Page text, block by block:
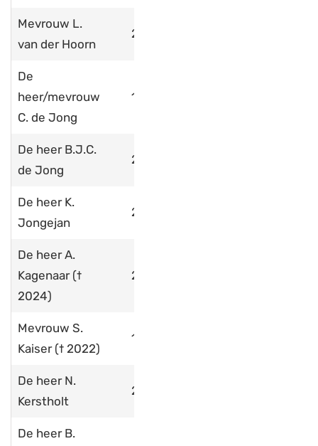
Mevrouw L.
van der Hoorn
2010
De
heer/mevrouw
C. de Jong
1977
De heer B.J.C.
de Jong
2006
De heer K.
Jongejan
2025
De heer A.
Kagenaar (†
2024)
2011
Mevrouw S.
Kaiser († 2022)
1967
De heer N.
Kerstholt
2017
De heer B.